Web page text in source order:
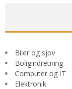
Biler og sjov
Boligindretning
Computer og IT
Elektronik